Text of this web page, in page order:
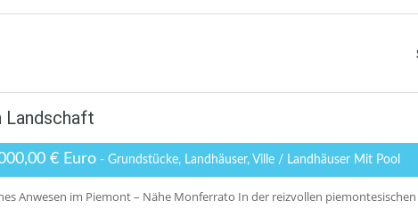
Landschaft
€ Euro - Grundstücke, Landhäuser, Ville / Landhäuser Mit Pool
Anwesen im Piemont – Nähe Monferrato In der reizvollen